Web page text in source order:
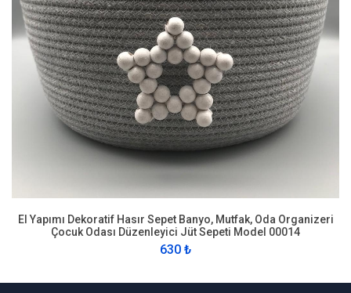
El Yapımı Dekoratif Hasır Sepet Banyo, Mutfak, Oda Organizeri
Çocuk Odası Düzenleyici Jüt Sepeti Model 00014
630 ₺